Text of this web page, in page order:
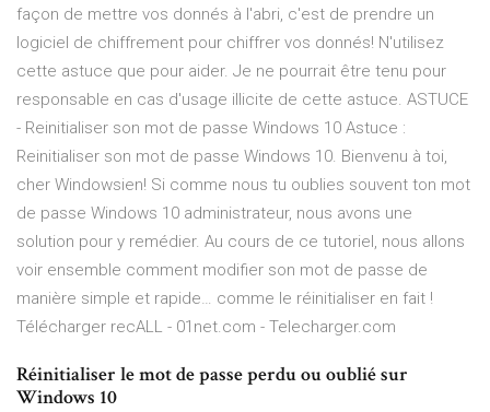
façon de mettre vos donnés à l'abri, c'est de prendre un
logiciel de chiffrement pour chiffrer vos donnés! N'utilisez
cette astuce que pour aider. Je ne pourrait être tenu pour
responsable en cas d'usage illicite de cette astuce. ASTUCE
- Reinitialiser son mot de passe Windows 10 Astuce :
Reinitialiser son mot de passe Windows 10. Bienvenu à toi,
cher Windowsien! Si comme nous tu oublies souvent ton mot
de passe Windows 10 administrateur, nous avons une
solution pour y remédier. Au cours de ce tutoriel, nous allons
voir ensemble comment modifier son mot de passe de
manière simple et rapide… comme le réinitialiser en fait !
Télécharger recALL - 01net.com - Telecharger.com
Réinitialiser le mot de passe perdu ou oublié sur
Windows 10